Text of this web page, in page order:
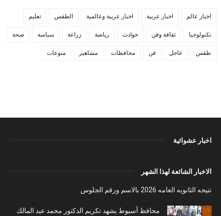
اخبار عالم اخبار عربية اخبار عربية وعالمية الطقس تعليم
تكنولوجيا ثقافة وفن حوادث رياضة زراعة سياسة صحة
طقس عاجل فن محافظات مشاهير منوعات
اخبار عشوائية
الاخبار الشائعة لهذا الشهر
نتيجه الثانويه العامه 2026 بالاسم ورقم الجلوس
محافظ أسيوط يشهد تكريم الدكتور محمد عبد المالك